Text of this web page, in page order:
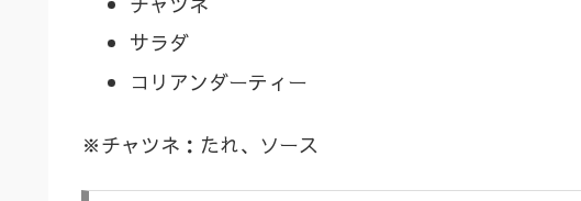
サラダ
コリアンダーティー
※チャツネ：たれ、ソース